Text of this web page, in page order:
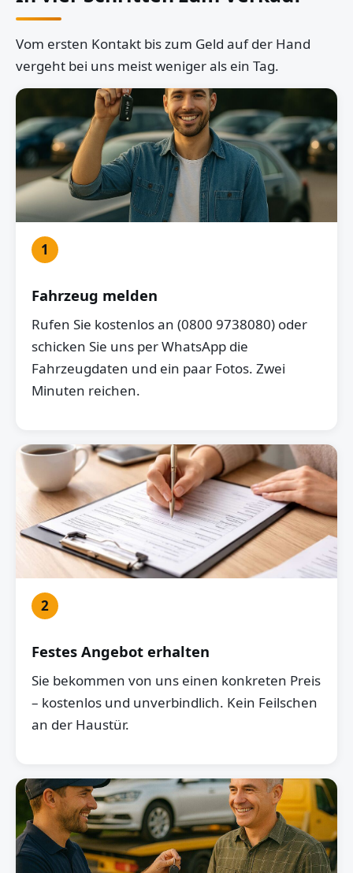
Vom ersten Kontakt bis zum Geld auf der Hand
vergeht bei uns meist weniger als ein Tag.
1
Fahrzeug melden
Rufen Sie kostenlos an (0800 9738080) oder
schicken Sie uns per WhatsApp die
Fahrzeugdaten und ein paar Fotos. Zwei
Minuten reichen.
2
Festes Angebot erhalten
Sie bekommen von uns einen konkreten Preis
– kostenlos und unverbindlich. Kein Feilschen
an der Haustür.